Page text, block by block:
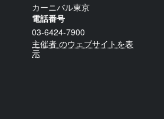
カーニバル東京
電話番号
03-6424-7900
主催者 のウェブサイトを表
示